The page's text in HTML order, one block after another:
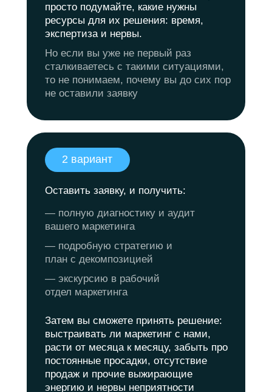
2 вариант
Оставить заявку, и получить:
— подробную стратегию и
план с декомпозицией
— экскурсию в рабочий
отдел маркетинга
Затем вы сможете принять решение:
выстраивать ли маркетинг с нами,
расти от месяца к месяцу, забыть про
постоянные просадки, отсутствие
продаж и прочие выжирающие
энергию и нервы неприятности
— полную диагностику и аудит
вашего маркетинга
просто подумайте, какие нужны
ресурсы для их решения: время,
экспертиза и нервы.
Но если вы уже не первый раз
сталкиваетесь с такими ситуациями,
то не понимаем, почему вы до сих пор
не оставили заявку